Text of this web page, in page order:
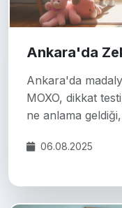
Ankara'da
Ankara'da
MOXO, dikkat
ne anlama
06.08.2025